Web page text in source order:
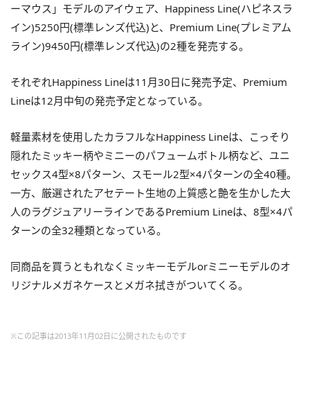
ーマウス」モデルのアイウェア、Happiness Line(ハピネスラ
イン)5250円(標準レンズ代込)と、Premium Line(プレミアム
ライン)9450円(標準レンズ代込)の2種を発売する。
それぞれHappiness Lineは11月30日に発売予定、Premium
Lineは12月中旬の発売予定となっている。
軽量素材を使用したカラフルなHappiness Lineは、こっそり
隠れたミッキー柄やミニーのパフュームボトル柄など、ユニ
セックス4型×8パターン、スモール2型×4パターンの全40種。
一方、厳選されたアセテート生地の上質感と艶を生かした大
人のラグジュアリーラインであるPremium Lineは、8型×4パ
ターンの全32種類となっている。
同商品を買うともれなくミッキーモデルorミニーモデルのオ
リジナルメガネケースとメガネ拭きがついてくる。
※この記事は2013年11月02日に公開されたものです